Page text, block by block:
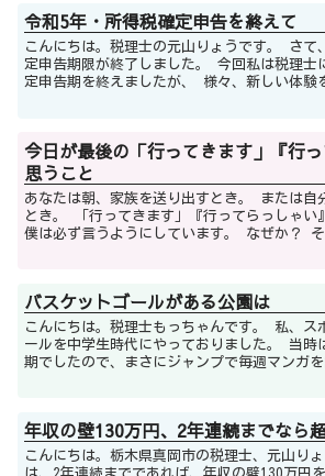
令和5年・所得税確定申告を終えて
こんにちは。税理士の元山りょうです。 さて、3月15日に所得税確
定申告期限が終了しました。 今回私は税理士になってから、初の確
定申告期を終えましたが、 様々、新しい体験をすることができまし
今日が最後の「行ってきます」『行
思うこと
あなたは朝、家族を送り出すとき。 または自分が先に家を出ていく
とき。 「行ってきます」『行ってらっしゃい』は言っていますか？
僕は必ず言うようにしています。 なぜか？ それは、今日が最後の
バスケットゴールがある公園は
こんにちは。税理士もっちゃんです。 私、スポーツはバスケットボ
ールを中学生時代にやっておりました。 当時はスラムダンクが全盛
期でしたので、まさにジャンプで毎週マンガ
年収の壁130万円、2年連続までなら
こんにちは。栃木県真岡市の税理士、元山りょうです